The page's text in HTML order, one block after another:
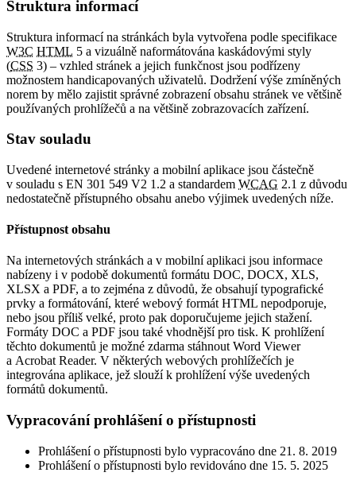
Struktura informací
Struktura informací na stránkách byla vytvořena podle specifikace
W3C HTML 5 a vizuálně naformátována kaskádovými styly
(CSS 3) – vzhled stránek a jejich funkčnost jsou podřízeny
možnostem handicapovaných uživatelů. Dodržení výše zmíněných
norem by mělo zajistit správné zobrazení obsahu stránek ve většině
používaných prohlížečů a na většině zobrazovacích zařízení.
Stav souladu
Uvedené internetové stránky a mobilní aplikace jsou částečně
v souladu s EN 301 549 V2 1.2 a standardem WCAG 2.1 z důvodu
nedostatečně přístupného obsahu anebo výjimek uvedených níže.
Přístupnost obsahu
Na internetových stránkách a v mobilní aplikaci jsou informace
nabízeny i v podobě dokumentů formátu DOC, DOCX, XLS,
XLSX a PDF, a to zejména z důvodů, že obsahují typografické
prvky a formátování, které webový formát HTML nepodporuje,
nebo jsou příliš velké, proto pak doporučujeme jejich stažení.
Formáty DOC a PDF jsou také vhodnější pro tisk. K prohlížení
těchto dokumentů je možné zdarma stáhnout Word Viewer
a Acrobat Reader. V některých webových prohlížečích je
integrována aplikace, jež slouží k prohlížení výše uvedených
formátů dokumentů.
Vypracování prohlášení o přístupnosti
Prohlášení o přístupnosti bylo vypracováno dne 21. 8. 2019
Prohlášení o přístupnosti bylo revidováno dne 15. 5. 2025